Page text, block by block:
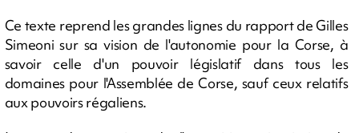
Ce texte reprend les grandes lignes du rapport de Gilles
Simeoni sur sa vision de l'autonomie pour la Corse, à
savoir celle d'un pouvoir législatif dans tous les
domaines pour l'Assemblée de Corse, sauf ceux relatifs
aux pouvoirs régaliens.